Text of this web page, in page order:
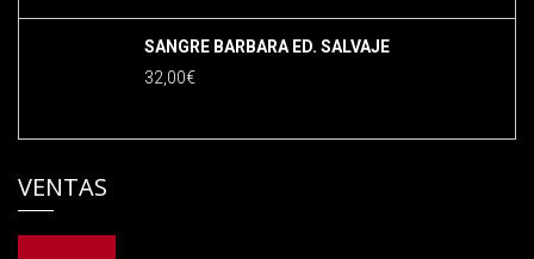
SANGRE BARBARA ED. SALVAJE
32,00€
VENTAS